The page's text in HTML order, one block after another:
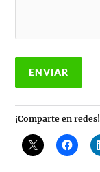
¡Comparte en redes!